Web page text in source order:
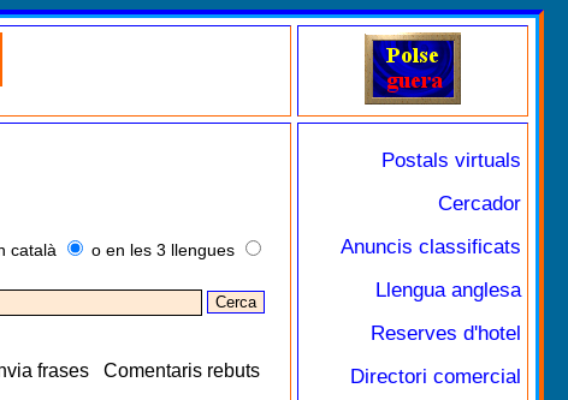
català o en les 3 llengues
frases Comentaris rebuts
Postals virtuals
Cercador
Anuncis classificats
Llengua anglesa
Reserves d'hotel
Directori comercial